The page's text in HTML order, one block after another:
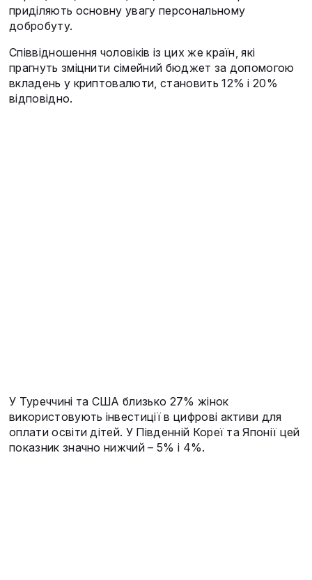
приділяють основну увагу персональному
добробуту.
Співвідношення чоловіків із цих же країн, які
прагнуть зміцнити сімейний бюджет за допомогою
вкладень у криптовалюти, становить 12% і 20%
відповідно.
У Туреччині та США близько 27% жінок
використовують інвестиції в цифрові активи для
оплати освіти дітей. У Південній Кореї та Японії цей
показник значно нижчий – 5% і 4%.